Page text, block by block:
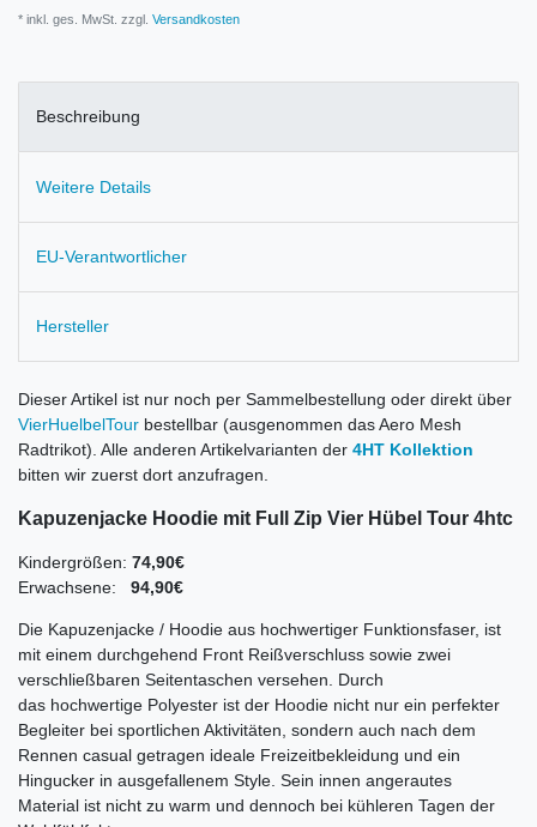
* inkl. ges. MwSt. zzgl. Versandkosten
Beschreibung
Weitere Details
EU-Verantwortlicher
Hersteller
Dieser Artikel ist nur noch per Sammelbestellung oder direkt über
VierHuelbelTour bestellbar (ausgenommen das Aero Mesh
Radtrikot). Alle anderen Artikelvarianten der 4HT Kollektion
bitten wir zuerst dort anzufragen.
Kapuzenjacke Hoodie mit Full Zip Vier Hübel Tour 4htc
Kindergrößen: 74,90€
Erwachsene: 94,90€
Die Kapuzenjacke / Hoodie aus hochwertiger Funktionsfaser, ist
mit einem durchgehend Front Reißverschluss sowie zwei
verschließbaren Seitentaschen versehen. Durch
das hochwertige Polyester ist der Hoodie nicht nur ein perfekter
Begleiter bei sportlichen Aktivitäten, sondern auch nach dem
Rennen casual getragen ideale Freizeitbekleidung und ein
Hingucker in ausgefallenem Style. Sein innen angerautes
Material ist nicht zu warm und dennoch bei kühleren Tagen der